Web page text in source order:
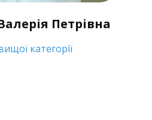
Петрівна
категорії